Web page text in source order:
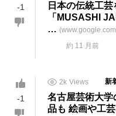
日本の伝統工芸
「MUSASHI
…
約 11 月前
-1
2k Views 新
名古屋芸術大
品も 絵画や工芸
-1